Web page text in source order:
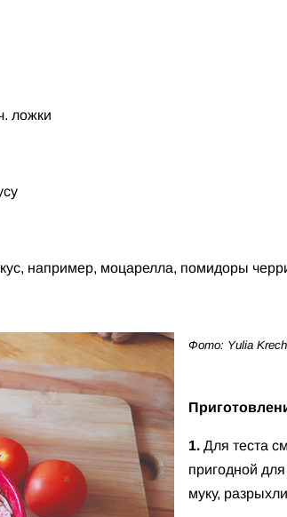
ложки
например, моцарелла, помидоры
Фото: Yulia Krech
1. Для теста
пригодной
муку,